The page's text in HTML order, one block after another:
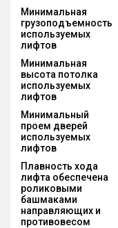
Минимальная
грузоподъемность
используемых
лифтов
Минимальная
высота потолка
используемых
лифтов
Минимальный
проем дверей
используемых
лифтов
Плавность хода
лифта обеспечена
роликовыми
башмаками
направляющих и
противовесом